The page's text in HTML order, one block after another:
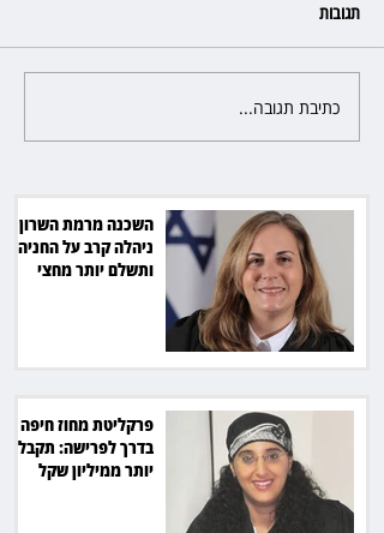
מאולמות בית המשפט העמוסים
להפוגה קצרה בדן פנורמה חיפה
תגובות
כתיבת תגובה...
השכנה מרמת השרון
ניהלה קרב על החניה -
ותשלם יותר מחצי
פרקליטת מחוז חיפה
בדרך לפרישה: תקבל
יותר ממיליון שקל